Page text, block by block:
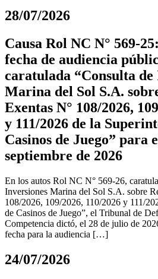
28/07/2026
Causa Rol NC N° 569-
fecha de audiencia
caratulada “Consulta de
Marina del Sol S.A.
Exentas N° 108/2026,
y 111/2026 de la
Casinos de Juego” para
septiembre de 2026
En los autos Rol NC N° 569-26,
Inversiones Marina del Sol S.A. sobre
108/2026, 109/2026, 110/2026 y 111/
de Casinos de Juego”, el Tribunal de
Competencia dictó, el 28 de julio de
fecha para la audiencia […]
24/07/2026